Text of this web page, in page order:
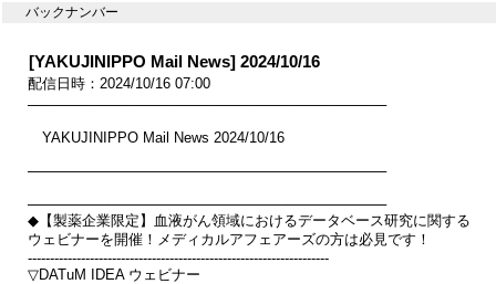
バックナンバー
[YAKUJINIPPO Mail News] 2024/10/16
配信日時：2024/10/16 07:00
────────────────────────────────────
YAKUJINIPPO Mail News 2024/10/16
────────────────────────────────────
────────────────────────────────────
◆【製薬企業限定】血液がん領域におけるデータベース研究に関する
ウェビナーを開催！メディカルアフェアーズの方は必見です！
--------------------------------------------------------------------
▽DATuM IDEA ウェビナー